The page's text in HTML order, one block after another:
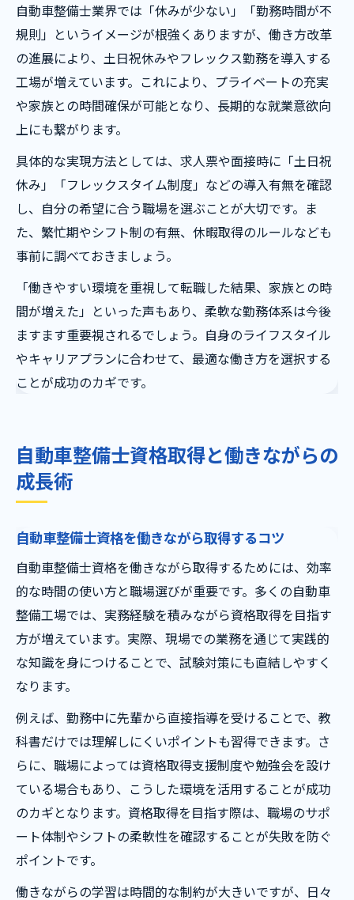
自動車整備士業界では「休みが少ない」「勤務時間が不
規則」というイメージが根強くありますが、働き方改革
の進展により、土日祝休みやフレックス勤務を導入する
工場が増えています。これにより、プライベートの充実
や家族との時間確保が可能となり、長期的な就業意欲向
上にも繋がります。
具体的な実現方法としては、求人票や面接時に「土日祝
休み」「フレックスタイム制度」などの導入有無を確認
し、自分の希望に合う職場を選ぶことが大切です。ま
た、繁忙期やシフト制の有無、休暇取得のルールなども
事前に調べておきましょう。
「働きやすい環境を重視して転職した結果、家族との時
間が増えた」といった声もあり、柔軟な勤務体系は今後
ますます重要視されるでしょう。自身のライフスタイル
やキャリアプランに合わせて、最適な働き方を選択する
ことが成功のカギです。
自動車整備士資格取得と働きながらの
成長術
自動車整備士資格を働きながら取得するコツ
自動車整備士資格を働きながら取得するためには、効率
的な時間の使い方と職場選びが重要です。多くの自動車
整備工場では、実務経験を積みながら資格取得を目指す
方が増えています。実際、現場での業務を通じて実践的
な知識を身につけることで、試験対策にも直結しやすく
なります。
例えば、勤務中に先輩から直接指導を受けることで、教
科書だけでは理解しにくいポイントも習得できます。さ
らに、職場によっては資格取得支援制度や勉強会を設け
ている場合もあり、こうした環境を活用することが成功
のカギとなります。資格取得を目指す際は、職場のサポ
ート体制やシフトの柔軟性を確認することが失敗を防ぐ
ポイントです。
働きながらの学習は時間的な制約が大きいですが、日々